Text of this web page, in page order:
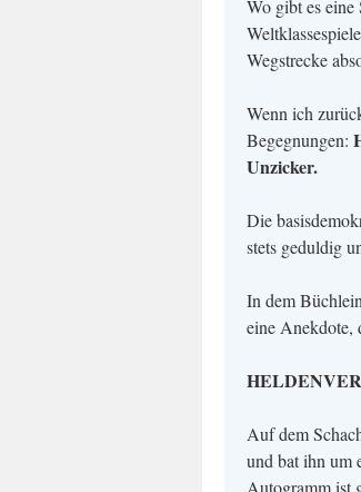
Wo gibt es
Wegstrecke
Wenn ich
Begegnungen:
Unzicker.
Die
stets geduldig
In dem
eine Anekdote,
Auf dem
und bat ihn um
Autogramm ist